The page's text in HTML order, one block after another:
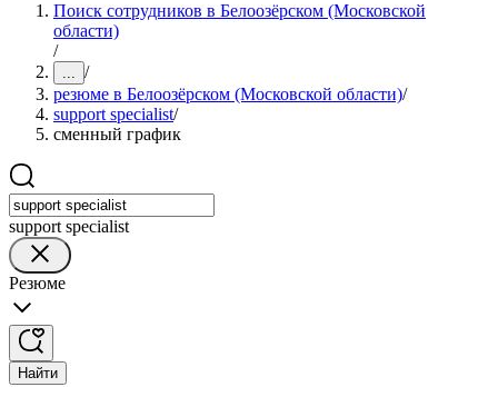
Поиск сотрудников в Белоозёрском (Московской
области)
/
... /
резюме в Белоозёрском (Московской области)/
support specialist/
сменный график
support specialist
Резюме
Найти